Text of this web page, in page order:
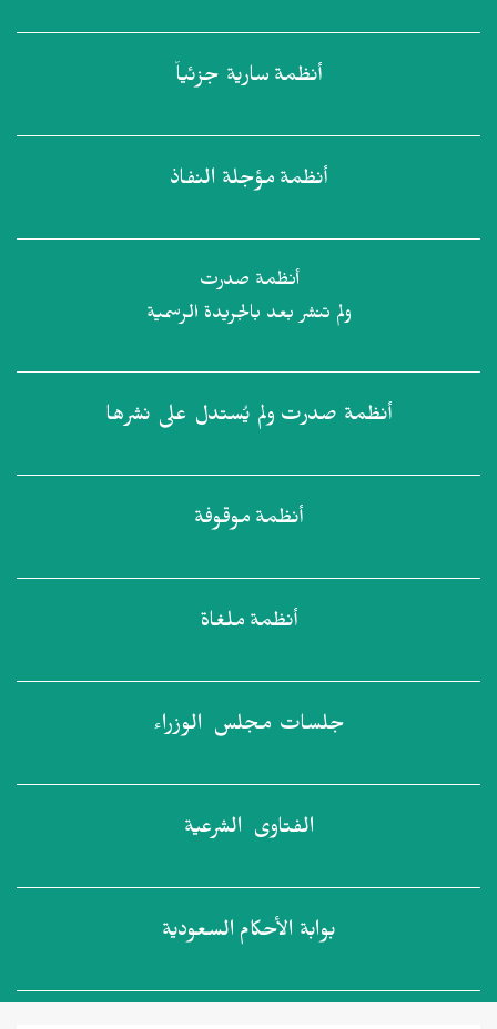
أنظمة سارية جزئياً
أنظمة مؤجلة النفاذ
أنظمة صدرت
ولم تنشر بعد بالجريدة الرسمية
أنظمة صدرت ولم يُستدل على نشرها
أنظمة موقوفة
أنظمة ملغاة
جلسات مجلس الوزراء
الفتاوى الشرعية
بوابة الأحكام السعودية